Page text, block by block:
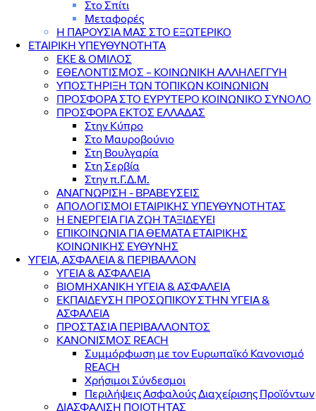
Στο Σπίτι
Μεταφορές
Η ΠΑΡΟΥΣΙΑ ΜΑΣ ΣΤΟ ΕΞΩΤΕΡΙΚΟ
ΕΤΑΙΡΙΚΗ ΥΠΕΥΘΥΝΟΤΗΤΑ
ΕΚΕ & ΟΜΙΛΟΣ
ΕΘΕΛΟΝΤΙΣΜΟΣ – ΚΟΙΝΩΝΙΚΗ ΑΛΛΗΛΕΓΓΥΗ
ΥΠΟΣΤΗΡΙΞΗ ΤΩΝ ΤΟΠΙΚΩΝ ΚΟΙΝΩΝΙΩΝ
ΠΡΟΣΦΟΡΑ ΣΤΟ ΕΥΡΥΤΕΡΟ ΚΟΙΝΩΝΙΚΟ ΣΥΝΟΛΟ
ΠΡΟΣΦΟΡΑ ΕΚΤΟΣ ΕΛΛΑΔΑΣ
Στην Κύπρο
Στο Μαυροβούνιο
Στη Βουλγαρία
Στη Σερβία
Στην π.Γ.Δ.Μ.
ΑΝΑΓΝΩΡΙΣΗ - ΒΡΑΒΕΥΣΕΙΣ
ΑΠΟΛΟΓΙΣΜΟΙ ΕΤΑΙΡΙΚΗΣ ΥΠΕΥΘΥΝΟΤΗΤΑΣ
Η ΕΝΕΡΓΕΙΑ ΓΙΑ ΖΩΗ ΤΑΞΙΔΕΥΕΙ
ΕΠΙΚΟΙΝΩΝΙΑ ΓΙΑ ΘΕΜΑΤΑ ΕΤΑΙΡΙΚΗΣ
ΚΟΙΝΩΝΙΚΗΣ ΕΥΘΥΝΗΣ
ΥΓΕΙΑ, ΑΣΦΑΛΕΙΑ & ΠΕΡΙΒΑΛΛΟΝ
ΥΓΕΙΑ & ΑΣΦΑΛΕΙΑ
ΒΙΟΜΗΧΑΝΙΚΗ ΥΓΕΙΑ & ΑΣΦΑΛΕΙΑ
ΕΚΠΑΙΔΕΥΣΗ ΠΡΟΣΩΠΙΚΟΥ ΣΤΗΝ ΥΓΕΙΑ &
ΑΣΦΑΛΕΙΑ
ΠΡΟΣΤΑΣΙΑ ΠΕΡΙΒΑΛΛΟΝΤΟΣ
ΚΑΝΟΝΙΣΜΟΣ REACH
Συμμόρφωση με τον Ευρωπαϊκό Κανονισμό
REACH
Χρήσιμοι Σύνδεσμοι
Περιλήψεις Ασφαλούς Διαχείρισης Προϊόντων
ΔΙΑΣΦΑΛΙΣΗ ΠΟΙΟΤΗΤΑΣ